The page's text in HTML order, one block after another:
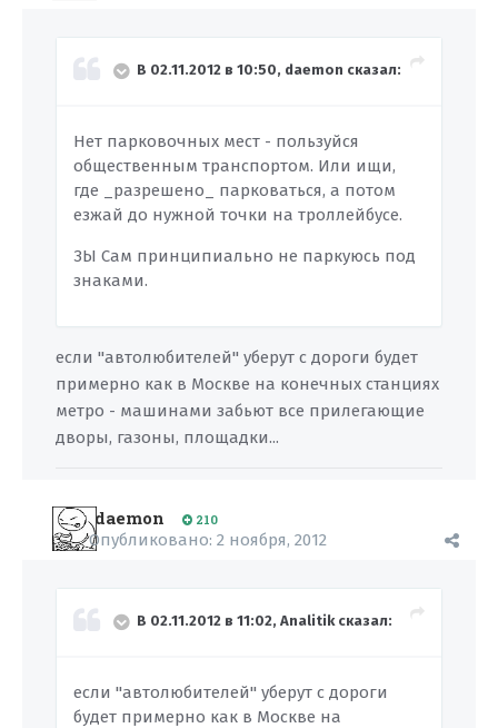
В 02.11.2012 в 10:50, daemon сказал:
Нет парковочных мест - пользуйся
общественным транспортом. Или ищи,
где _разрешено_ парковаться, а потом
езжай до нужной точки на троллейбусе.
ЗЫ Сам принципиально не паркуюсь под
знаками.
если "автолюбителей" уберут с дороги будет
примерно как в Москве на конечных станциях
метро - машинами забьют все прилегающие
дворы, газоны, площадки...
daemon 210
Опубликовано: 2 ноября, 2012
В 02.11.2012 в 11:02, Analitik сказал:
если "автолюбителей" уберут с дороги
будет примерно как в Москве на